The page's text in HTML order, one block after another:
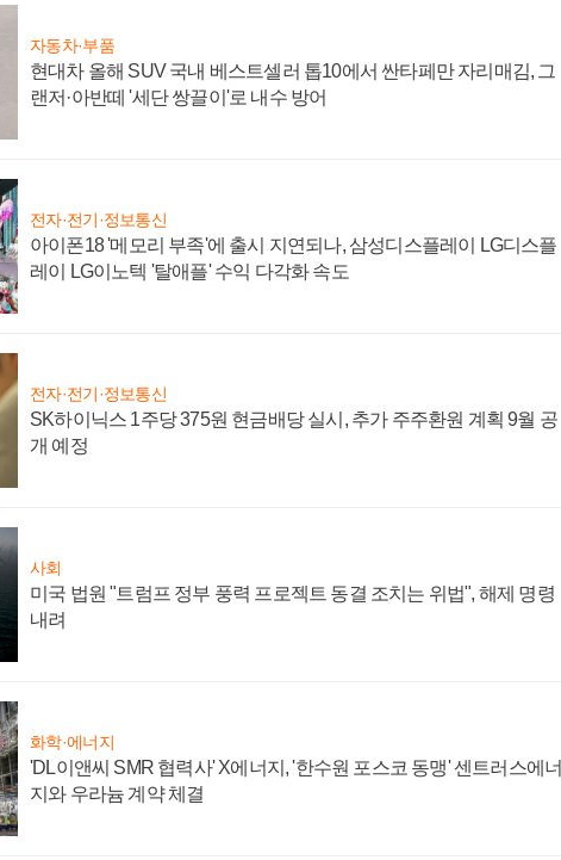
자동차·부품
현대차 올해 SUV 국내 베스트셀러 톱10에서 싼타페만 자리매김, 그
랜저·아반떼 '세단 쌍끌이'로 내수 방어
전자·전기·정보통신
아이폰18 '메모리 부족'에 출시 지연되나, 삼성디스플레이 LG디스플
레이 LG이노텍 '탈애플' 수익 다각화 속도
전자·전기·정보통신
SK하이닉스 1주당 375원 현금배당 실시, 추가 주주환원 계획 9월 공
개 예정
사회
미국 법원 "트럼프 정부 풍력 프로젝트 동결 조치는 위법", 해제 명령
내려
화학·에너지
'DL이앤씨 SMR 협력사' X에너지, '한수원 포스코 동맹' 센트러스에너
지와 우라늄 계약 체결